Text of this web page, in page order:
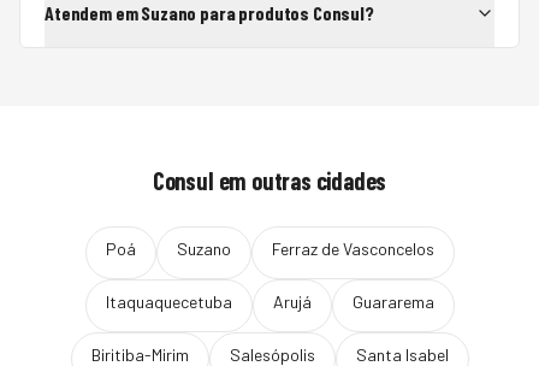
Atendem em Suzano para produtos Consul?
Consul em outras cidades
Poá Suzano Ferraz de Vasconcelos
Itaquaquecetuba Arujá Guararema
Biritiba-Mirim Salesópolis Santa Isabel